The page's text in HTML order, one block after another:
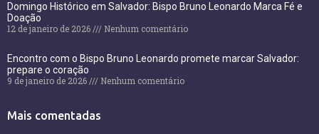
Domingo Histórico em Salvador: Bispo Bruno Leonardo Marca Fé e
Doação
12 de janeiro de 2026
Nenhum comentário
Encontro com o Bispo Bruno Leonardo promete marcar Salvador:
prepare o coração
9 de janeiro de 2026
Nenhum comentário
Mais comentadas